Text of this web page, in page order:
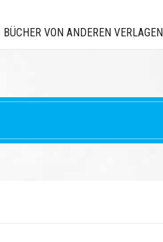
BÜCHER VON ANDEREN VERLAGEN